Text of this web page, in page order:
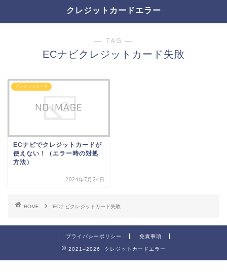
クレジットカードエラー
― TAG ―
ECナビクレジットカード失敗
クレジットカード
ECナビでクレジットカードが
使えない！（エラー時の対処
方法）
2024年7月24日
HOME ECナビクレジットカード失敗
プライバシーポリシー 免責事項
2021–2026 クレジットカードエラー